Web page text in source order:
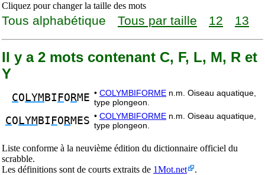
Cliquez pour changer la taille des mots
Tous alphabétique Tous par taille 12 13
Il y a 2 mots contenant C, F, L, M, R et
Y
CO LYM BI FO RME • COLYMBIFORME n.m. Oiseau aquatique,
type plongeon.
CO LYM BI FO RMES • COLYMBIFORME n.m. Oiseau aquatique,
type plongeon.
Liste conforme à la neuvième édition du dictionnaire officiel du
scrabble.
Les définitions sont de courts extraits de 1Mot.net .